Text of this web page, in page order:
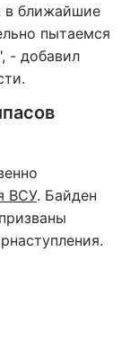
в ближайшие
пытаемся
- добавил
ВСУ. Байден